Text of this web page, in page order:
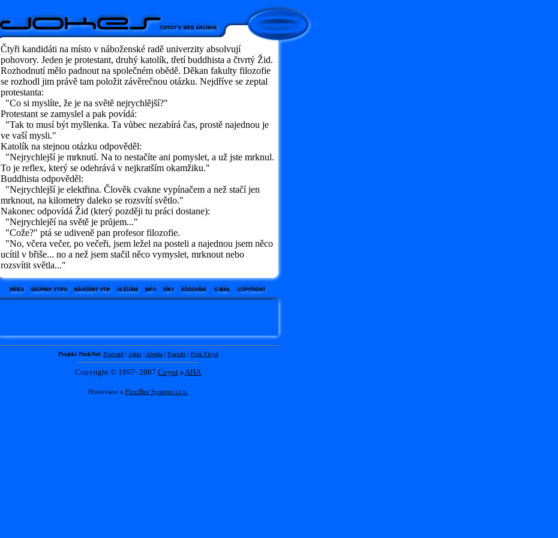
Čtyři kandidáti na místo v náboženské radě univerzity absolvují
pohovory. Jeden je protestant, druhý katolík, třetí buddhista a čtvrtý Žid.
Rozhodnutí mělo padnout na společném obědě. Děkan fakulty filozofie
se rozhodl jim právě tam položit závěrečnou otázku. Nejdříve se zeptal
protestanta:
"Co si myslíte, že je na světě nejrychlější?"
Protestant se zamyslel a pak povídá:
"Tak to musí být myšlenka. Ta vůbec nezabírá čas, prostě najednou je
ve vaší mysli."
Katolík na stejnou otázku odpověděl:
"Nejrychlejší je mrknutí. Na to nestačíte ani pomyslet, a už jste mrknul.
To je reflex, který se odehrává v nejkratším okamžiku."
Buddhista odpověděl:
"Nejrychlejší je elektřina. Člověk cvakne vypínačem a než stačí jen
mrknout, na kilometry daleko se rozsvítí světlo."
Nakonec odpovídá Žid (který později tu práci dostane):
"Nejrychlejěí na světě je průjem..."
"Cože?" ptá se udiveně pan profesor filozofie.
"No, včera večer, po večeři, jsem ležel na posteli a najednou jsem něco
ucítil v břiše... no a než jsem stačil něco vymyslet, mrknout nebo
rozsvítit světla..."
Projekt PinkNet: Postcard| Jokes| Alenka| Fractals| Pink Floyd
Copyright © 1997–2007 Coyot aAHA
Hostováno u FlexiBee Systems s.r.o.